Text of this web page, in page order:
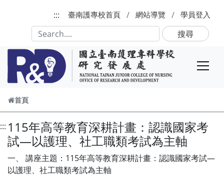
:::
臺南護專校首頁 網站導覽 學員登入
搜尋
首頁
::: 115年高等教育深耕計畫：認識國家考
試—以護理、社工職類考試為主軸
一、 講座主題：115年高等教育深耕計畫：認識國家考試—
以護理、社工職類考試為主軸